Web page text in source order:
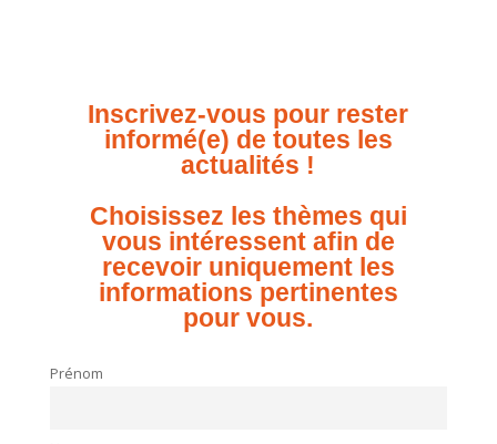
Inscrivez-vous pour rester
informé(e) de toutes les
actualités !
Choisissez les thèmes qui
vous intéressent afin de
recevoir uniquement les
informations pertinentes
pour vous.
Prénom